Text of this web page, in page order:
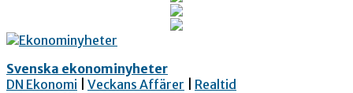
Svenska ekonominyheter
DN Ekonomi
Veckans Affärer
Realtid